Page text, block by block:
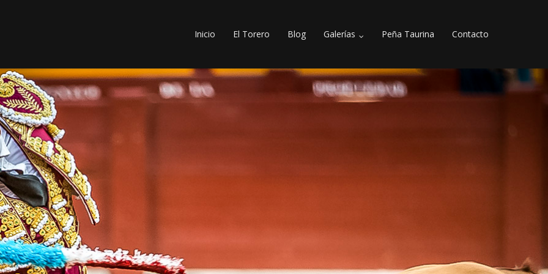
Inicio El Torero Blog Galerías Peña Taurina Contacto